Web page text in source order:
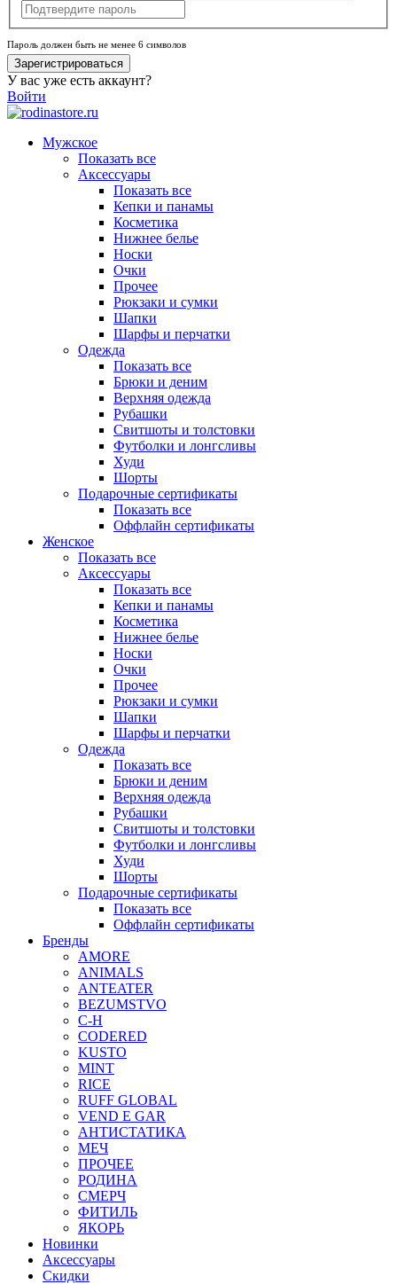
Пароль должен быть не менее 6 символов
Зарегистрироваться
У вас уже есть аккаунт?
Войти
Мужское
Показать все
Аксессуары
Показать все
Кепки и панамы
Косметика
Нижнее белье
Носки
Очки
Прочее
Рюкзаки и сумки
Шапки
Шарфы и перчатки
Одежда
Показать все
Брюки и деним
Верхняя одежда
Рубашки
Свитшоты и толстовки
Футболки и лонгсливы
Худи
Шорты
Подарочные сертификаты
Показать все
Оффлайн сертификаты
Женское
Показать все
Аксессуары
Показать все
Кепки и панамы
Косметика
Нижнее белье
Носки
Очки
Прочее
Рюкзаки и сумки
Шапки
Шарфы и перчатки
Одежда
Показать все
Брюки и деним
Верхняя одежда
Рубашки
Свитшоты и толстовки
Футболки и лонгсливы
Худи
Шорты
Подарочные сертификаты
Показать все
Оффлайн сертификаты
Бренды
AMORE
ANIMALS
ANTEATER
BEZUMSTVO
C-H
CODERED
KUSTO
MINT
RICE
RUFF GLOBAL
VEND E GAR
АНТИСТАТИКА
МЕЧ
ПРОЧЕЕ
РОДИНА
СМЕРЧ
ФИТИЛЬ
ЯКОРЬ
Новинки
Аксессуары
Скидки